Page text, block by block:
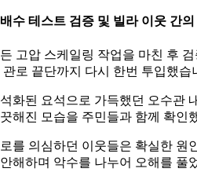
수 테스트 검증 및 빌라 이웃 간
고압 스케일링 작업을 마친 후
관로 끝단까지 다시 한번 투입했습
화된 요석으로 가득했던 오수관
해진 모습을 주민들과 함께 확인
를 의심하던 이웃들은 확실한 원
해하며 악수를 나누어 오해를 풀